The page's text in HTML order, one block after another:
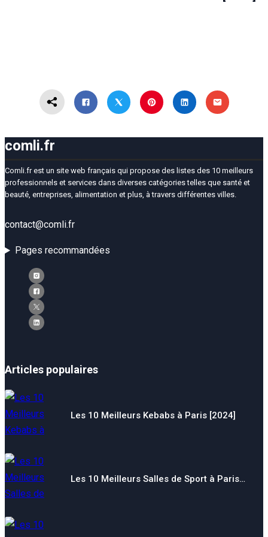
comli.fr
Comli.fr est un site web français qui propose des listes des 10 meilleurs
professionnels et services dans diverses catégories telles que santé et
beauté, entreprises, alimentation et plus, à travers différentes villes.
contact@comli.fr
Pages recommandées
Articles populaires
Les 10 Meilleurs Kebabs à Paris [2024]
Les 10 Meilleurs Salles de Sport à Paris…